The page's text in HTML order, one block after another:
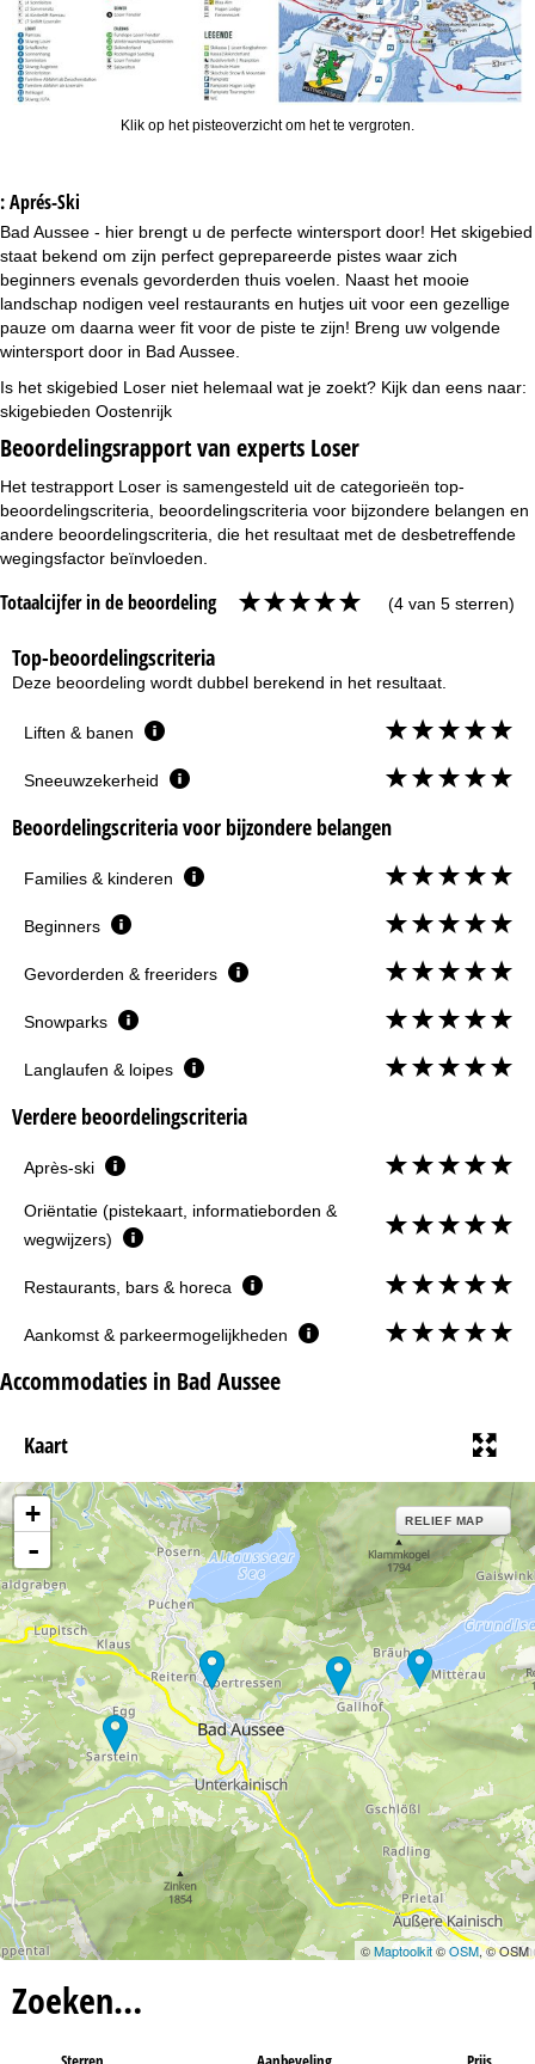
Klik op het pisteoverzicht om het te vergroten.
: Aprés-Ski
Bad Aussee - hier brengt u de perfecte wintersport door! Het skigebied
staat bekend om zijn perfect geprepareerde pistes waar zich
beginners evenals gevorderden thuis voelen. Naast het mooie
landschap nodigen veel restaurants en hutjes uit voor een gezellige
pauze om daarna weer fit voor de piste te zijn! Breng uw volgende
wintersport door in Bad Aussee.
Is het skigebied Loser niet helemaal wat je zoekt? Kijk dan eens naar:
skigebieden Oostenrijk
Beoordelingsrapport van experts Loser
Het testrapport Loser is samengesteld uit de categorieën top-
beoordelingscriteria, beoordelingscriteria voor bijzondere belangen en
andere beoordelingscriteria, die het resultaat met de desbetreffende
wegingsfactor beïnvloeden.
Totaalcijfer in de beoordeling (4 van 5 sterren)
Top-beoordelingscriteria
Deze beoordeling wordt dubbel berekend in het resultaat.
Liften & banen
Sneeuwzekerheid
Beoordelingscriteria voor bijzondere belangen
Families & kinderen
Beginners
Gevorderden & freeriders
Snowparks
Langlaufen & loipes
Verdere beoordelingscriteria
Après-ski
Oriëntatie (pistekaart, informatieborden &
wegwijzers)
Restaurants, bars & horeca
Aankomst & parkeermogelijkheden
Accommodaties in Bad Aussee
Kaart
+
-
RELIEF MAP
©Maptoolkit©OSM, © OSM
Zoeken…